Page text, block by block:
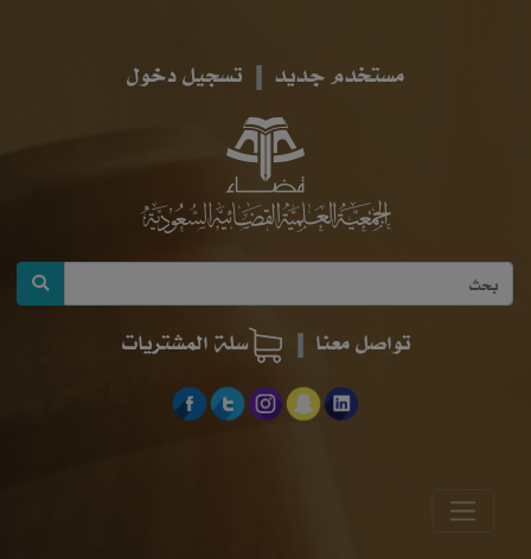
مستخدم جديد تسجيل دخول
تواصل معنا سلة المشتريات